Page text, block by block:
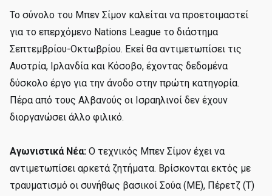
Το σύνολο του Μπεν Σίμον καλείται να προετοιμαστεί
για το επερχόμενο Nations League το διάστημα
Σεπτεμβρίου-Οκτωβρίου. Εκεί θα αντιμετωπίσει τις
Αυστρία, Ιρλανδία και Κόσοβο, έχοντας δεδομένα
δύσκολο έργο για την άνοδο στην πρώτη κατηγορία.
Πέρα από τους Αλβανούς οι Ισραηλινοί δεν έχουν
διοργανώσει άλλο φιλικό.
Αγωνιστικά Νέα: Ο τεχνικός Μπεν Σίμον έχει να
αντιμετωπίσει αρκετά ζητήματα. Βρίσκονται εκτός με
τραυματισμό οι συνήθως βασικοί Σούα (ΜΕ), Πέρετζ (Τ)